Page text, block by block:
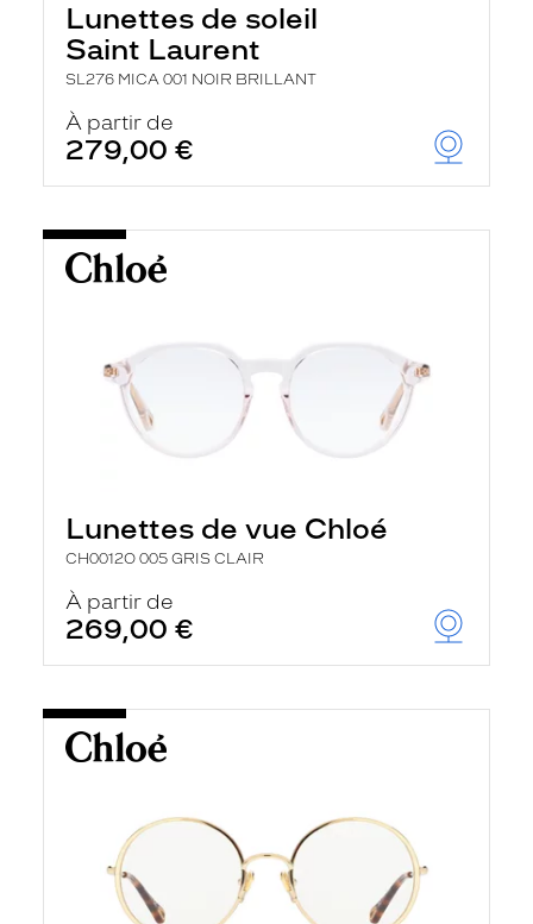
Lunettes de soleil
Saint Laurent
SL276 MICA 001 NOIR BRILLANT
À partir de
279,00 €
Lunettes de vue Chloé
CH0012O 005 GRIS CLAIR
À partir de
269,00 €